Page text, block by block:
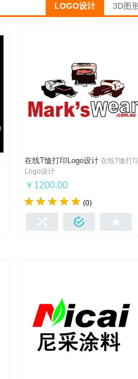
LOGO设计 3D图
在线T恤打印Logo设计
在线T恤打印Logo设计 在线T恤打
Logo设计
￥1200.00
(0)